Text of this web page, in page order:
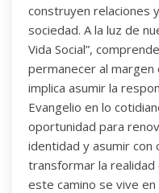
construyen relaciones
sociedad. A la luz de
Vida Social”,
permanecer al margen
implica asumir la
Evangelio en lo
oportunidad para
identidad y asumir con
transformar la
este camino se vive en